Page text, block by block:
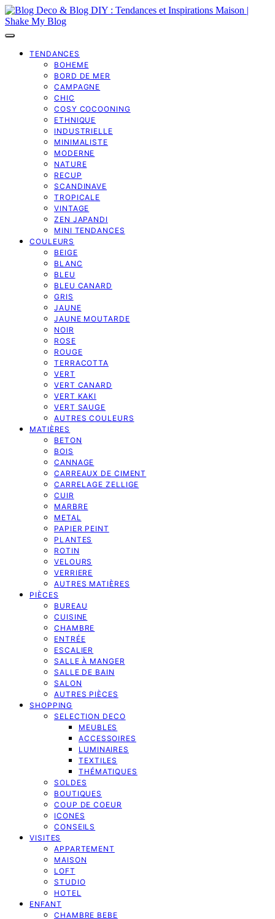
TENDANCES
BOHEME
BORD DE MER
CAMPAGNE
CHIC
COSY COCOONING
ETHNIQUE
INDUSTRIELLE
MINIMALISTE
MODERNE
NATURE
RECUP
SCANDINAVE
TROPICALE
VINTAGE
ZEN JAPANDI
MINI TENDANCES
COULEURS
BEIGE
BLANC
BLEU
BLEU CANARD
GRIS
JAUNE
JAUNE MOUTARDE
NOIR
ROSE
ROUGE
TERRACOTTA
VERT
VERT CANARD
VERT KAKI
VERT SAUGE
AUTRES COULEURS
MATIÈRES
BETON
BOIS
CANNAGE
CARREAUX DE CIMENT
CARRELAGE ZELLIGE
CUIR
MARBRE
METAL
PAPIER PEINT
PLANTES
ROTIN
VELOURS
VERRIERE
AUTRES MATIÈRES
PIÈCES
BUREAU
CUISINE
CHAMBRE
ENTRÉE
ESCALIER
SALLE À MANGER
SALLE DE BAIN
SALON
AUTRES PIÈCES
SHOPPING
SELECTION DECO
MEUBLES
ACCESSOIRES
LUMINAIRES
TEXTILES
THÉMATIQUES
SOLDES
BOUTIQUES
COUP DE COEUR
ICONES
CONSEILS
VISITES
APPARTEMENT
MAISON
LOFT
STUDIO
HOTEL
ENFANT
CHAMBRE BEBE